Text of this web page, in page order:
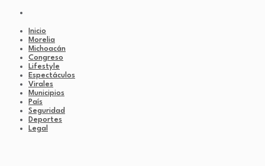
Inicio
Morelia
Michoacán
Congreso
Lifestyle
Espectáculos
Virales
Municipios
País
Seguridad
Deportes
Legal